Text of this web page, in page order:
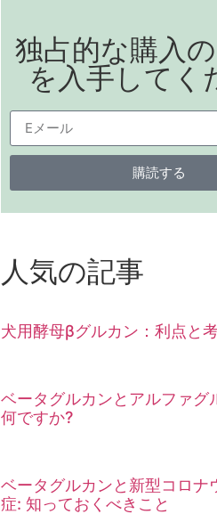
独占的な購入
を入手してく
購読する
人気の記事
犬用酵母βグルカン：利点と
ベータグルカンとアルファグ
何ですか?
ベータグルカンと新型コロナ
症: 知っておくべきこと